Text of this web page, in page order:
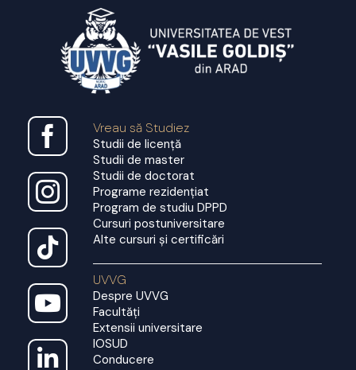
Vreau să Studiez
Studii de licență
Studii de master
Studii de doctorat
Programe rezidențiat
Program de studiu DPPD
Cursuri postuniversitare
Alte cursuri și certificări
UVVG
Despre UVVG
Facultăți
Extensii universitare
IOSUD
Conducere